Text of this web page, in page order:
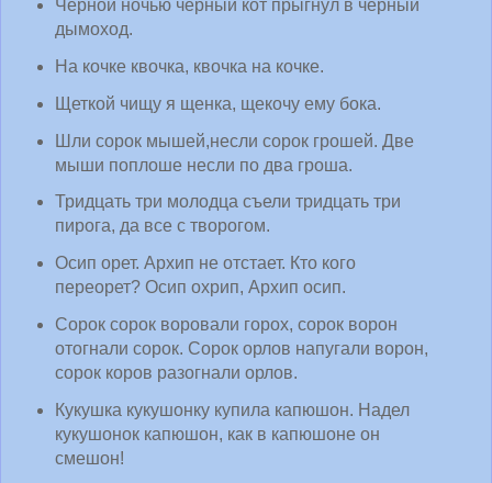
Черной ночью черный кот прыгнул в черный
дымоход.
На кочке квочка, квочка на кочке.
Щеткой чищу я щенка, щекочу ему бока.
Шли сорок мышей,несли сорок грошей. Две
мыши поплоше несли по два гроша.
Тридцать три молодца съели тридцать три
пирога, да все с творогом.
Осип орет. Архип не отстает. Кто кого
переорет? Осип охрип, Архип осип.
Сорок сорок воровали горох, сорок ворон
отогнали сорок. Сорок орлов напугали ворон,
сорок коров разогнали орлов.
Кукушка кукушонку купила капюшон. Надел
кукушонок капюшон, как в капюшоне он
смешон!